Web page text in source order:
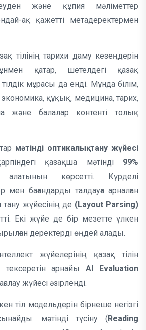
және құпия мәліметтер
ақ қажетті метадеректермен
тілінің тарихи даму кезеңдерін
қатар, шетелдегі қазақ
мұрасы да енді. Мұнда білім,
экономика, құқық, медицина, тарих,
және балалар контенті толық
мәтінді оптикалық тану жүйесі
қазақша мәтінді 99%
көрсетті. Күрделі
бағандарды талдауға арналған
жүйесінің де (Layout Parsing)
Екі жүйе де бір мезетте үлкен
деректерді өңдей алады.
жүйелерінің қазақ тілін
тексеретін арнайыAI Evaluation
жүйесі әзірленді.
тіл модельдерін бірнеше негізгі
мәтінді түсіну (Reading